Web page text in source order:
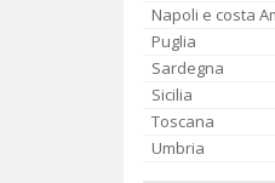
Napoli e costa
Puglia
Sardegna
Sicilia
Toscana
Umbria